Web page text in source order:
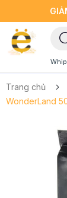
Trang chủ
WonderLand